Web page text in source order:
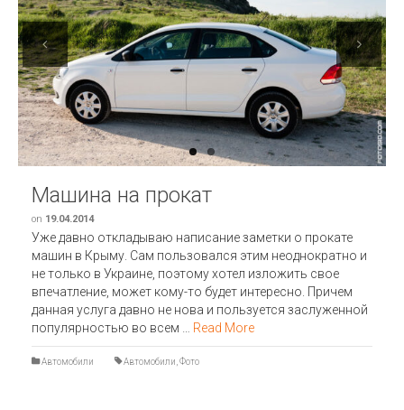
Previous Next
Машина на прокат
on 19.04.2014
Уже давно откладываю написание заметки о прокате
машин в Крыму. Сам пользовался этим неоднократно и
не только в Украине, поэтому хотел изложить свое
впечатление, может кому-то будет интересно. Причем
данная услуга давно не нова и пользуется заслуженной
популярностью во всем … Read More
Автомобили Автомобили Фото